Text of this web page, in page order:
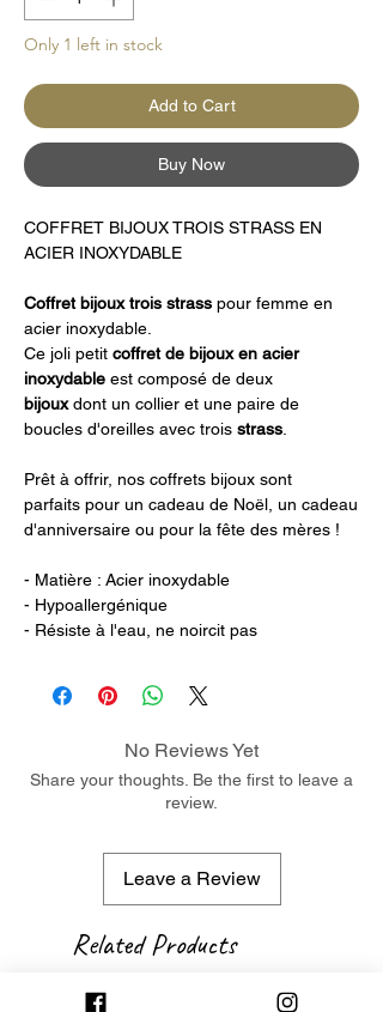
Only 1 left in stock
Add to Cart
Buy Now
COFFRET BIJOUX TROIS STRASS EN
ACIER INOXYDABLE
Coffret bijoux trois strass pour femme en
acier inoxydable.
Ce joli petit coffret de bijoux en acier
inoxydable est composé de deux
bijouxdont un collier et une paire de
boucles d'oreilles avec trois strass
Prêt à offrir, nos coffrets bijoux sont
parfaits pour un cadeau de Noël, un cadeau
d'anniversaire ou pour la fête des mères !
- Matière : Acier inoxydable
- Hypoallergénique
- Résiste à l'eau, ne noircit pas
No Reviews Yet
Share your thoughts. Be the first to leave a
review.
Leave a Review
Related Products